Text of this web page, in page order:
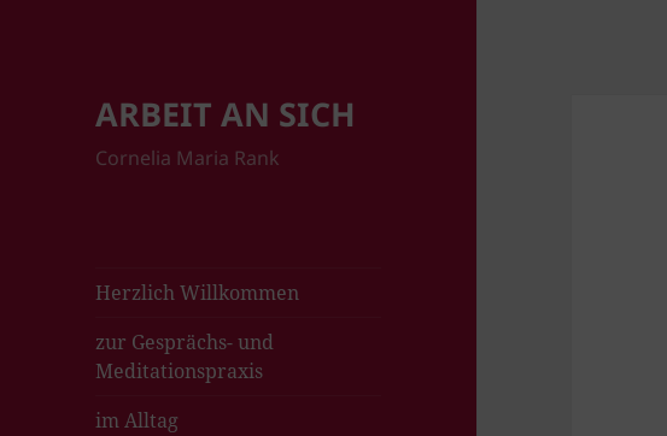
ARBEIT AN SICH
Cornelia Maria Rank
Herzlich Willkommen
zur Gesprächs- und
Meditationspraxis
im Alltag